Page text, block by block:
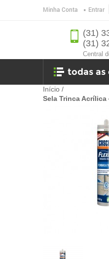
Minha Conta Entrar
(31)
(31)
Central
todas as
utilidades e
segurança
Início /
Sela Trinca